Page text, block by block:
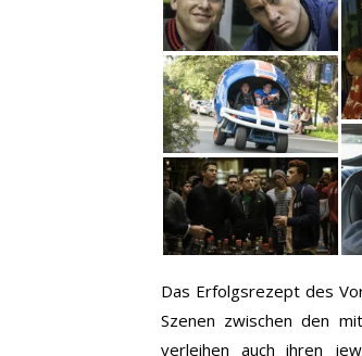
Das Erfolgsrezept des
Szenen zwischen den
verleihen auch ihren